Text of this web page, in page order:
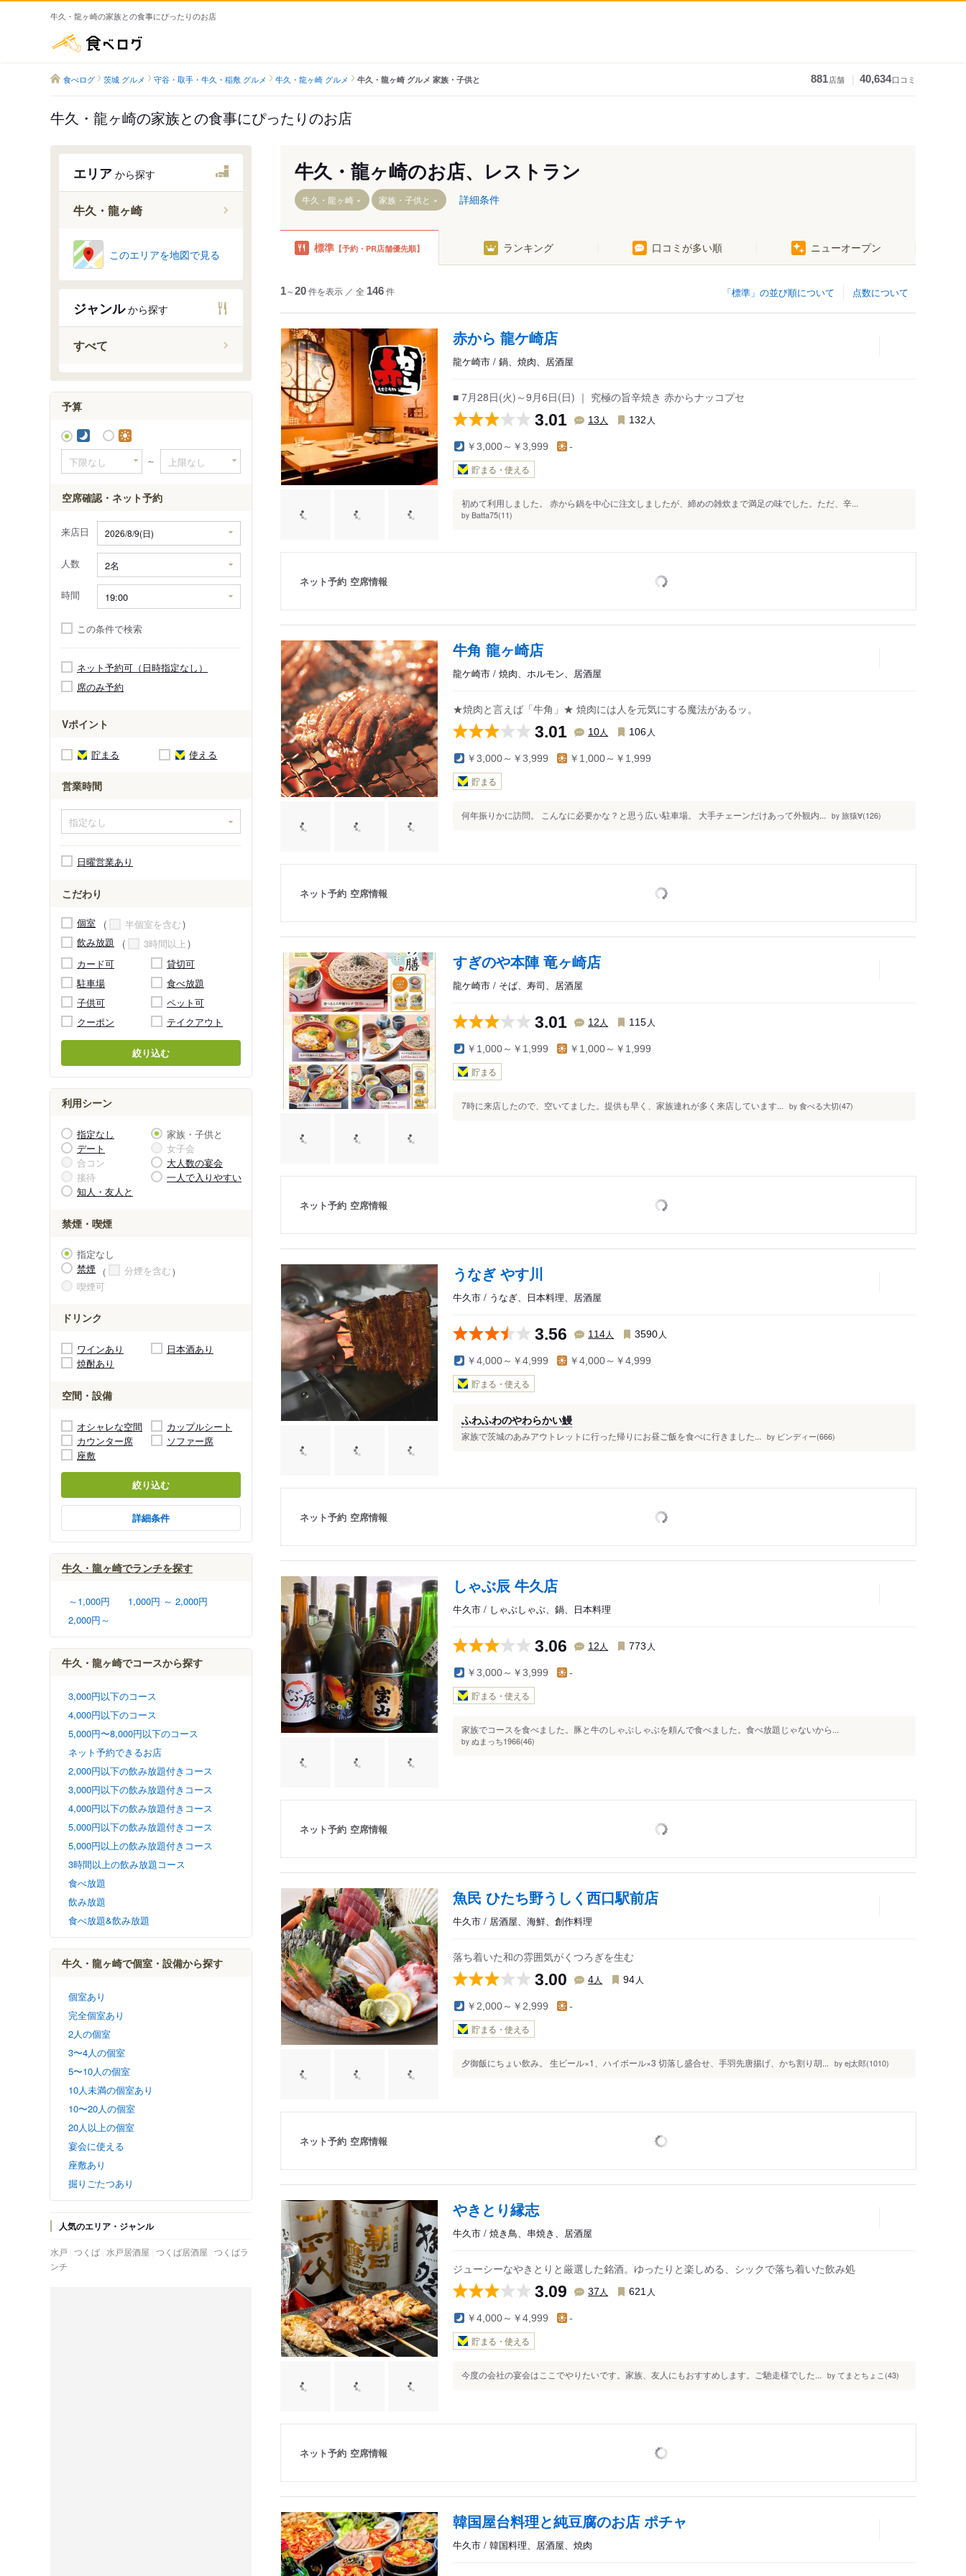
牛久・龍ヶ崎の家族との食事にぴったりのお店
食べログ 茨城 グルメ 守谷・取手・牛久・稲敷 グルメ 牛久・龍ヶ崎 グルメ 牛久・龍ヶ崎 グルメ 家族・子供と 881店舗 40,634口コミ
牛久・龍ヶ崎の家族との食事にぴったりのお店
エリア から探す
牛久・龍ヶ崎
入地駅
竜ケ崎駅
このエリアを地図で見る
ジャンルから探す
すべて
予算
～
空席確認・ネット予約
来店日
人数
時間
この条件で検索
ネット予約可（日時指定なし）
席のみ予約
Vポイント
貯まる 使える
営業時間
日曜営業あり
こだわり
個室
半個室を含む
飲み放題
3時間以上
カード可
貸切可
駐車場
食べ放題
子供可
ペット可
クーポン
テイクアウト
絞り込む
利用シーン
指定なし
家族・子供と
デート
女子会
合コン
大人数の宴会
接待
一人で入りやすい
知人・友人と
禁煙・喫煙
指定なし
禁煙
分煙を含む
喫煙可
ドリンク
ワインあり
日本酒あり
焼酎あり
空間・設備
オシャレな空間
カップルシート
カウンター席
ソファー席
座敷
絞り込む
詳細条件
牛久・龍ヶ崎でランチを探す
～1,000円
1,000円 ～ 2,000円
2,000円～
牛久・龍ヶ崎でコースから探す
3,000円以下のコース
4,000円以下のコース
5,000円〜8,000円以下のコース
ネット予約できるお店
2,000円以下の飲み放題付きコース
3,000円以下の飲み放題付きコース
4,000円以下の飲み放題付きコース
5,000円以下の飲み放題付きコース
5,000円以上の飲み放題付きコース
3時間以上の飲み放題コース
食べ放題
飲み放題
食べ放題&飲み放題
牛久・龍ヶ崎で個室・設備から探す
個室あり
完全個室あり
2人の個室
3〜4人の個室
5〜10人の個室
10人未満の個室あり
10〜20人の個室
20人以上の個室
宴会に使える
座敷あり
掘りごたつあり
人気のエリア・ジャンル
水戸 つくば 水戸居酒屋 つくば居酒屋 つくばラ
ンチ
牛久・龍ヶ崎のお店、レストラン
牛久・龍ヶ崎 家族・子供と 詳細条件
標準 【予約・PR店舗優先順】 ランキング 口コミが多い順 ニューオープン
点数について
「標準」の並び順について
1～20件を表示 ／ 全 146件
赤から 龍ケ崎店
龍ケ崎市 / 鍋、焼肉、居酒屋
■ 7月28日(火)～9月6日(日) ｜ 究極の旨辛焼き 赤からナッコプセ
3.01 13 人 132 人
￥3,000～￥3,999 -
貯まる・使える
初めて利用しました。 赤から鍋を中心に注文しましたが、締めの雑炊まで満足の味でした。ただ、辛...
by Batta75(11)
ネット予約 空席情報
牛角 龍ヶ崎店
龍ケ崎市 / 焼肉、ホルモン、居酒屋
★焼肉と言えば「牛角」★ 焼肉には人を元気にする魔法があるッ。
3.01 10人 106 人
￥3,000～￥3,999 ￥1,000～￥1,999
貯まる
何年振りかに訪問。 こんなに必要かな？と思う広い駐車場。 大手チェーンだけあって外観内... by 旅猿∀(126)
ネット予約 空席情報
すぎのや本陣 竜ヶ崎店
龍ケ崎市 / そば、寿司、居酒屋
3.01 12 人 115 人
￥1,000～￥1,999 ￥1,000～￥1,999
貯まる
7時に来店したので、空いてました。提供も早く、家族連れが多く来店しています... by 食べる大切(47)
ネット予約 空席情報
うなぎ やす川
牛久市 / うなぎ、日本料理、居酒屋
3.56 114人 3590 人
￥4,000～￥4,999 ￥4,000～￥4,999
貯まる・使える
ふわふわのやわらかい鰻
家族で茨城のあみアウトレットに行った帰りにお昼ご飯を食べに行きました... by ビンディー(666)
ネット予約 空席情報
しゃぶ辰 牛久店
牛久市 / しゃぶしゃぶ、鍋、日本料理
3.06 12 人 773 人
￥3,000～￥3,999 -
貯まる・使える
家族でコースを食べました。豚と牛のしゃぶしゃぶを頼んで食べました。食べ放題じゃないから...
by ぬまっち1966(46)
ネット予約 空席情報
魚民 ひたち野うしく西口駅前店
牛久市 / 居酒屋、海鮮、創作料理
落ち着いた和の雰囲気がくつろぎを生む
3.00 4人 94 人
￥2,000～￥2,999 -
貯まる・使える
夕御飯にちょい飲み。 生ビール×1、ハイボール×3 切落し盛合せ、手羽先唐揚げ、かち割り胡... by ej太郎(1010)
ネット予約 空席情報
やきとり縁志
牛久市 / 焼き鳥、串焼き、居酒屋
ジューシーなやきとりと厳選した銘酒。ゆったりと楽しめる、シックで落ち着いた飲み処
3.09 37 人 621 人
￥4,000～￥4,999 -
貯まる・使える
今度の会社の宴会はここでやりたいです。家族、友人にもおすすめします。ご馳走様でした... by てまとちょこ(43)
ネット予約 空席情報
韓国屋台料理と純豆腐のお店 ポチャ
牛久市 / 韓国料理、居酒屋、焼肉